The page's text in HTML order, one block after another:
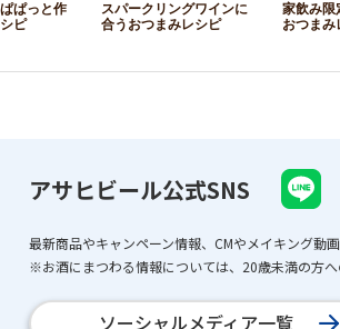
ぱっと作
ピ
スパークリングワインに
合うおつまみレシピ
家飲み限
おつまみ
アサヒビール公式SNS
最新商品やキャンペーン情報、CMやメイキング動
※お酒にまつわる情報については、20歳未満の方へ
ソーシャルメディア一覧